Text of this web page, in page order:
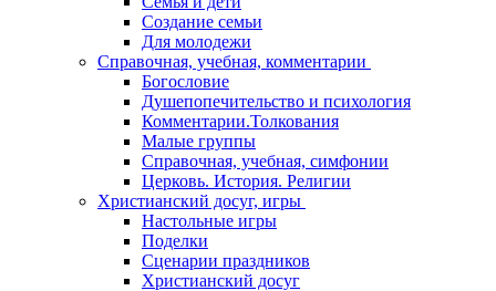
Создание семьи
Для молодежи
Справочная, учебная, комментарии
Богословие
Душепопечительство и психология
Комментарии.Толкования
Малые группы
Справочная, учебная, симфонии
Церковь. История. Религии
Христианский досуг, игры
Настольные игры
Поделки
Сценарии праздников
Христианский досуг